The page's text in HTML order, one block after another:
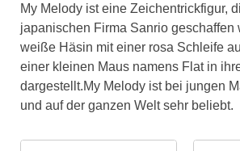
My Melody ist eine Zeichentrickfigur,
japanischen Firma Sanrio geschaffen
weiße Häsin mit einer rosa Schleife
einer kleinen Maus namens Flat in
dargestellt.My Melody ist bei jungen
und auf der ganzen Welt sehr beliebt.